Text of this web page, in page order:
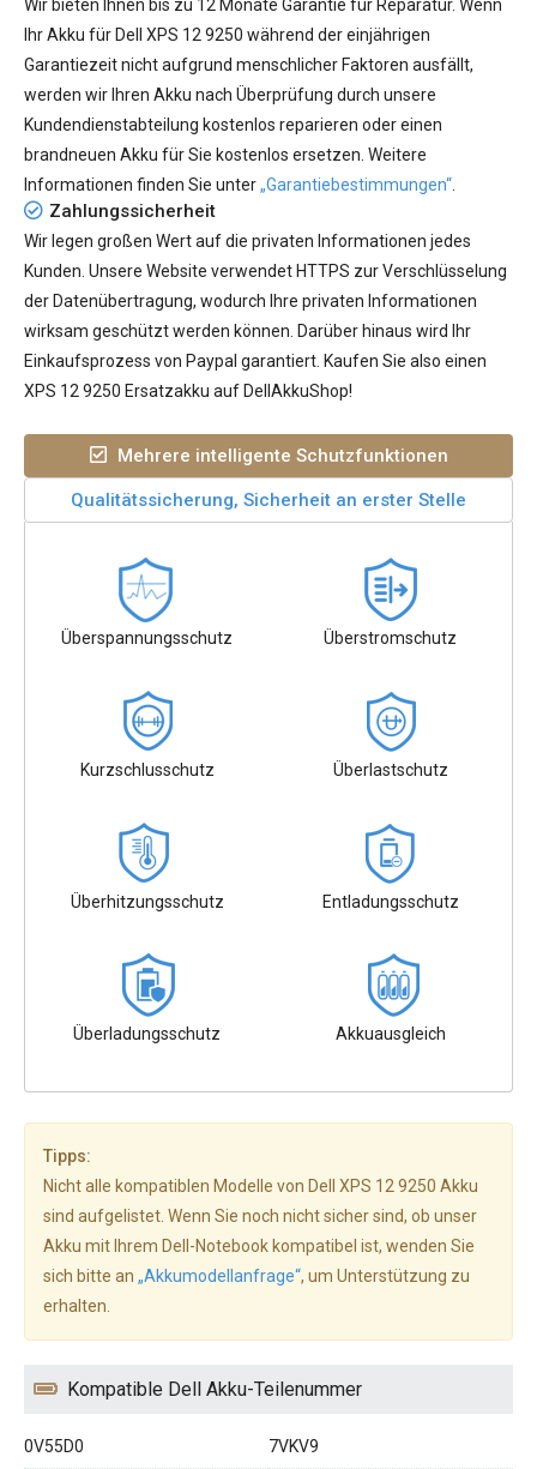
Wir bieten Ihnen bis zu 12 Monate Garantie für Reparatur. Wenn
IhrAkku für Dell XPS 12 9250 während der einjährigen
Garantiezeit nicht aufgrund menschlicher Faktoren ausfällt,
werden wir Ihren Akku nach Überprüfung durch unsere
Kundendienstabteilung kostenlos reparieren oder einen
brandneuen Akku für Sie kostenlos ersetzen. Weitere
Informationen finden Sie unter„Garantiebestimmungen“
Zahlungssicherheit
Wir legen großen Wert auf die privaten Informationen jedes
Kunden. Unsere Website verwendet HTTPS zur Verschlüsselung
der Datenübertragung, wodurch Ihre privaten Informationen
wirksam geschützt werden können. Darüber hinaus wird Ihr
Einkaufsprozess von Paypal garantiert. Kaufen Sie also einen
XPS 12 9250 Ersatzakku auf DellAkkuShop!
Mehrere intelligente Schutzfunktionen
Qualitätssicherung, Sicherheit an erster Stelle
Überspannungsschutz Überstromschutz
Kurzschlusschutz Überlastschutz
Überhitzungsschutz Entladungsschutz
Überladungsschutz Akkuausgleich
Tipps:
Nicht alle kompatiblen Modelle von Dell XPS 12 9250 Akku
sind aufgelistet. Wenn Sie noch nicht sicher sind, ob unser
Akku mit Ihrem Dell-Notebook kompatibel ist, wenden Sie
sich bitte an „Akkumodellanfrage“, um Unterstützung zu
erhalten.
Kompatible Dell Akku-Teilenummer
0V55D0 7VKV9